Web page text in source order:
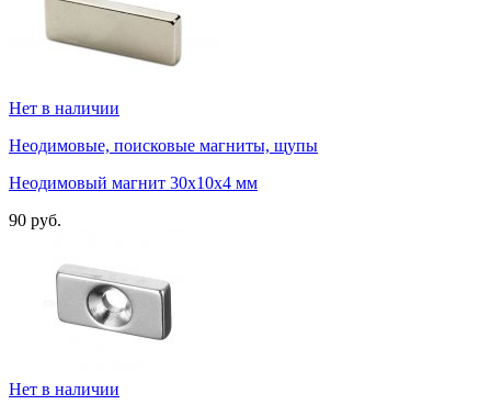
Нет в наличии
Неодимовые, поисковые магниты, щупы
Неодимовый магнит 30х10х4 мм
90 руб.
Нет в наличии